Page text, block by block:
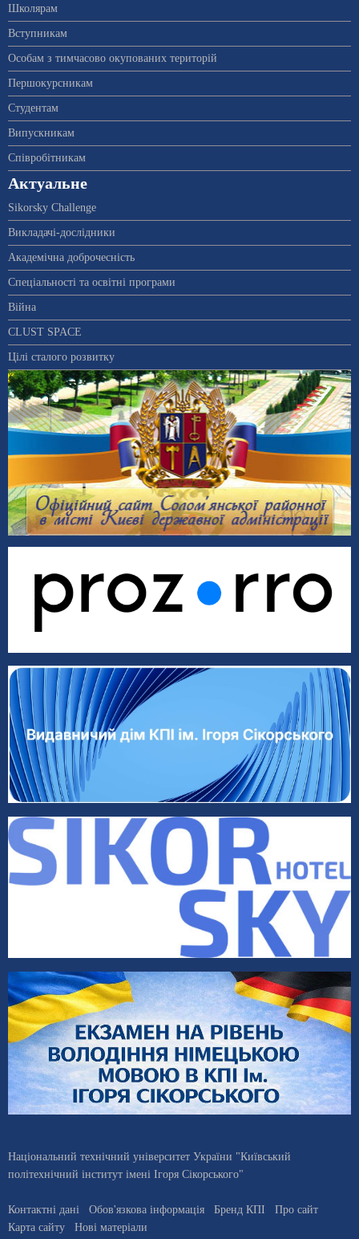
Школярам
Вступникам
Особам з тимчасово окупованих територій
Першокурсникам
Студентам
Випускникам
Співробітникам
Актуальне
Sikorsky Challenge
Викладачі-дослідники
Академічна доброчесність
Спеціальності та освітні програми
Війна
CLUST SPACE
Цілі сталого розвитку
Національний технічний університет України "Київський
політехнічний інститут імені Ігоря Сікорського"
Контактні дані Обов'язкова інформація Бренд КПІ
Про сайт
Карта сайту
Нові матеріали